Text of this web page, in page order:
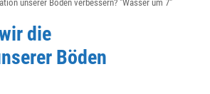
unserer Böden verbessern? "Wasser um 7"
die
Böden